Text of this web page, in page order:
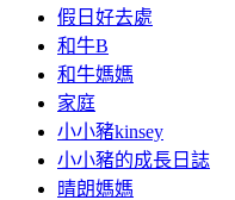
假日好去處
和牛B
和牛媽媽
家庭
小小豬kinsey
小小豬的成長日誌
晴朗媽媽